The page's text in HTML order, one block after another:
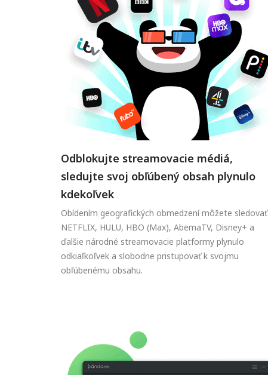
Odblokujte streamovacie médiá,
sledujte svoj obľúbený obsah plynulo
kdekoľvek
Obídením geografických obmedzení môžete sledovať
NETFLIX, HULU, HBO (Max), AbemaTV, Disney+ a
ďalšie národné streamovacie platformy plynulo
odkiaľkoľvek a slobodne pristupovať k svojmu
obľúbenému obsahu.